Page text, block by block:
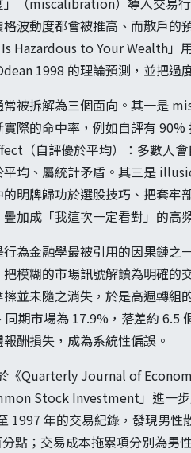
波動度都會被推高、而散戶
Hazardous to Your Wealth」
1998 的理論預測，並把過
被拆解為三個面向。其一是
際的命中率，例如自評有
（自評優於平均）：多數人
均、屬統計矛盾。其三是
明牌歸功於選股技巧、把套
加成「我這次一定看對」的高
為金融學最被引用的因果鏈之
模糊的市場訊號解讀為明確
並未隨之消失，於是高週轉
期市場為 17.9%，落差約
酬損失，成為系統性偏誤。
《Quarterly Journal of
Stock Investment」進一
1997 年的交易紀錄，發現男
點；交易成本拖累項分別為男